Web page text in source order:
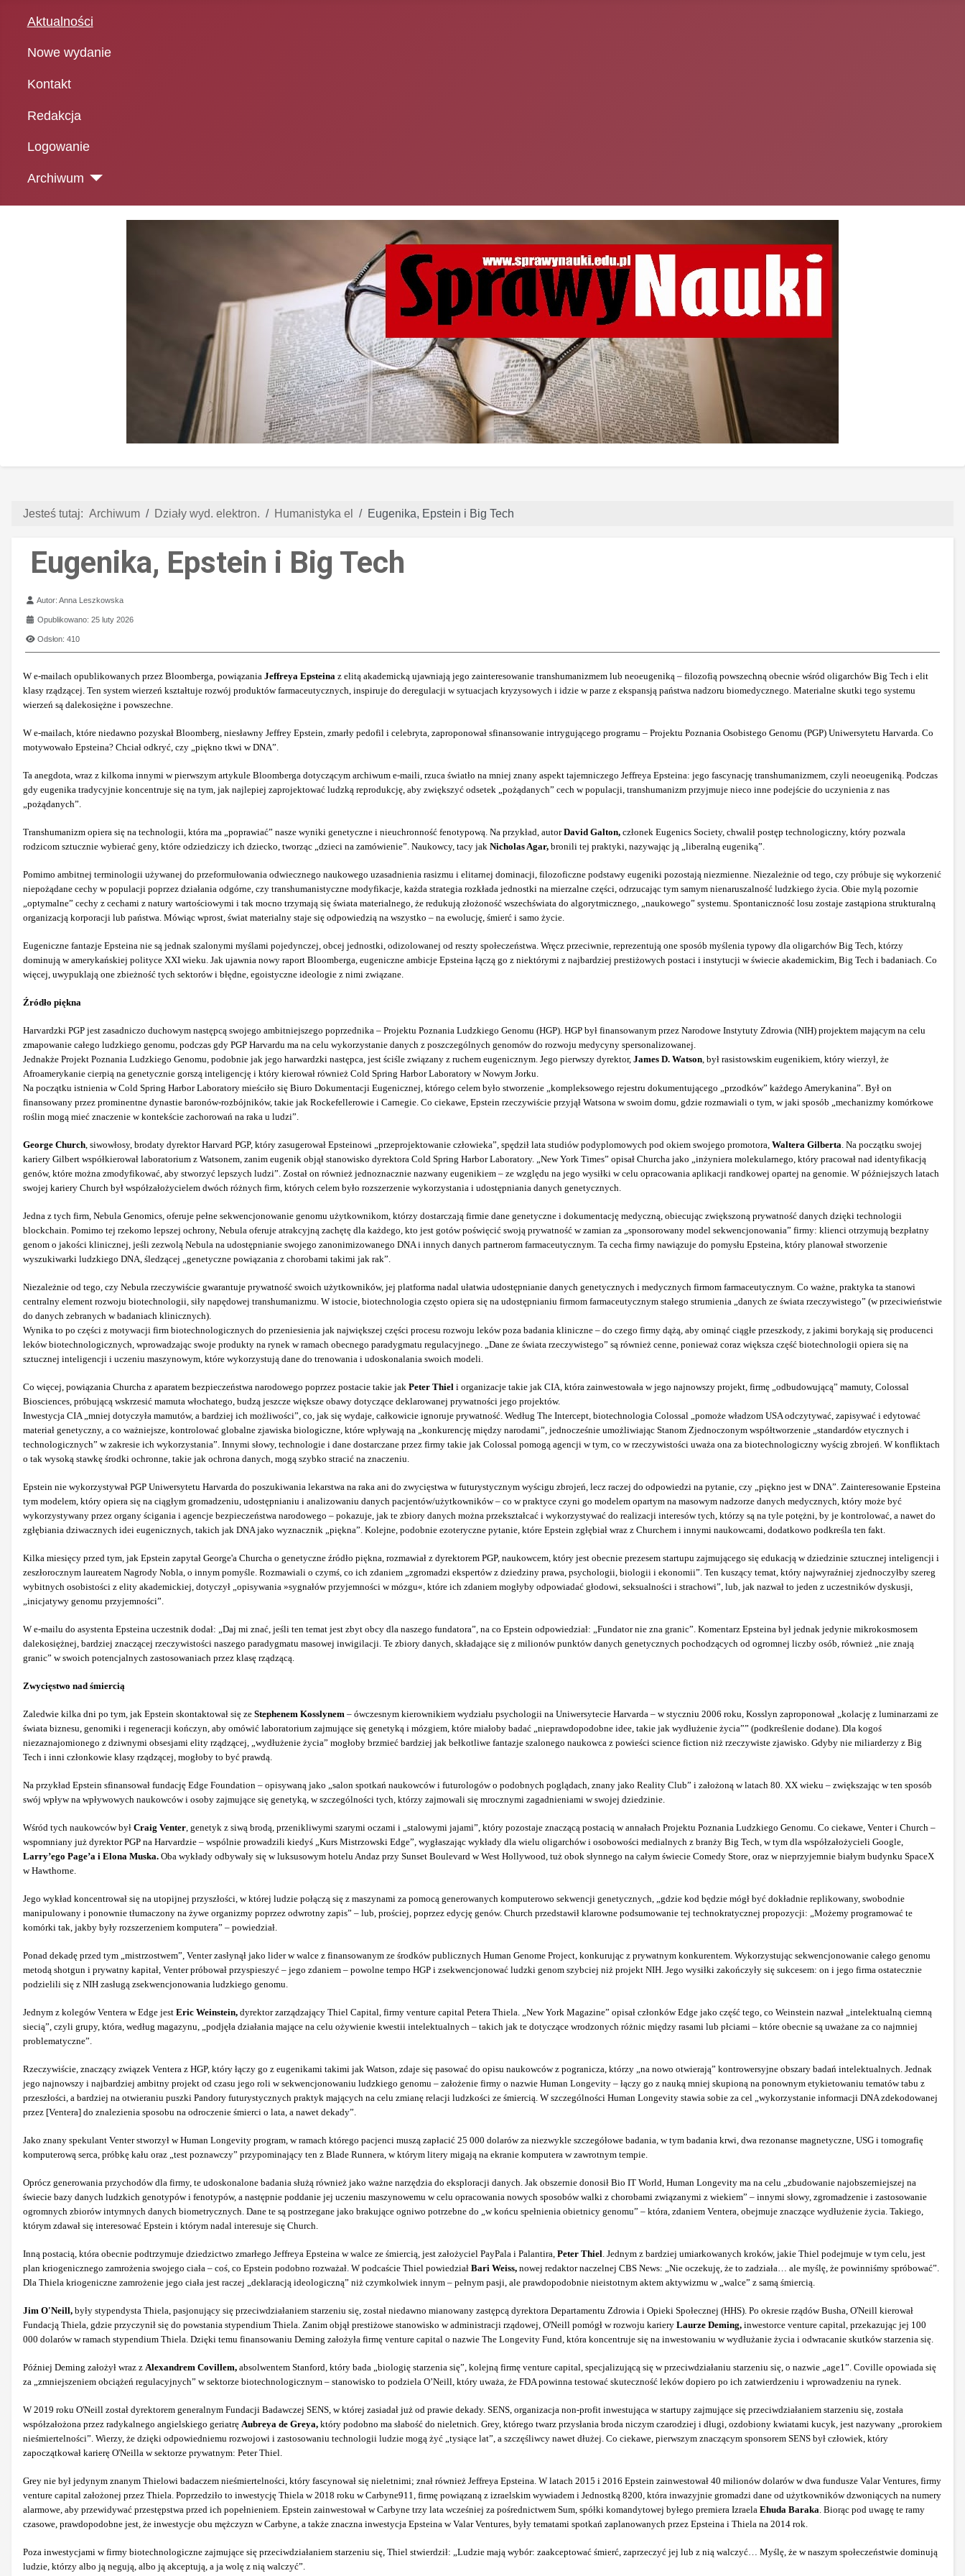
Aktualności
Nowe wydanie
Kontakt
Redakcja
Logowanie
Archiwum
Jesteś tutaj: Archiwum Działy wyd. elektron. Humanistyka el Eugenika, Epstein i Big Tech
Eugenika, Epstein i Big Tech
Szczegóły
Autor:Anna Leszkowska
Opublikowano: 25 luty 2026
Odsłon: 410
W e-mailach opublikowanych przez Bloomberga, powiązania Jeffreya Epsteina z elitą akademicką ujawniają jego zainteresowanie transhumanizmem lub neoeugeniką – filozofią powszechną obecnie wśród oligarchów Big Tech i elit
klasy rządzącej. Ten system wierzeń kształtuje rozwój produktów farmaceutycznych, inspiruje do deregulacji w sytuacjach kryzysowych i idzie w parze z ekspansją państwa nadzoru biomedycznego. Materialne skutki tego systemu
wierzeń są dalekosiężne i powszechne.
W e-mailach, które niedawno pozyskał Bloomberg, niesławny Jeffrey Epstein, zmarły pedofil i celebryta, zaproponował sfinansowanie intrygującego programu – Projektu Poznania Osobistego Genomu (PGP) Uniwersytetu Harvarda. Co
motywowało Epsteina? Chciał odkryć, czy „piękno tkwi w DNA”.
Ta anegdota, wraz z kilkoma innymi w pierwszym artykule Bloomberga dotyczącym archiwum e-maili, rzuca światło na mniej znany aspekt tajemniczego Jeffreya Epsteina: jego fascynację transhumanizmem, czyli neoeugeniką. Podczas
gdy eugenika tradycyjnie koncentruje się na tym, jak najlepiej zaprojektować ludzką reprodukcję, aby zwiększyć odsetek „pożądanych” cech w populacji, transhumanizm przyjmuje nieco inne podejście do uczynienia z nas
„pożądanych”.
Transhumanizm opiera się na technologii, która ma „poprawiać” nasze wyniki genetyczne i nieuchronność fenotypową. Na przykład, autorDavid Galton, członek Eugenics Society, chwalił postęp technologiczny, który pozwala
rodzicom sztucznie wybierać geny, które odziedziczy ich dziecko, tworząc „dzieci na zamówienie”. Naukowcy, tacy jak Nicholas Agar, bronili tej praktyki, nazywając ją „liberalną eugeniką”.
Pomimo ambitnej terminologii używanej do przeformułowania odwiecznego naukowego uzasadnienia rasizmu i elitarnej dominacji, filozoficzne podstawy eugeniki pozostają niezmienne. Niezależnie od tego, czy próbuje się wykorzenić
niepożądane cechy w populacji poprzez działania odgórne, czy transhumanistyczne modyfikacje, każda strategia rozkłada jednostki na mierzalne części, odrzucając tym samym nienaruszalność ludzkiego życia. Obie mylą pozornie
„optymalne” cechy z cechami z natury wartościowymi i tak mocno trzymają się świata materialnego, że redukują złożoność wszechświata do algorytmicznego, „naukowego” systemu. Spontaniczność losu zostaje zastąpiona strukturalną
organizacją korporacji lub państwa. Mówiąc wprost, świat materialny staje się odpowiedzią na wszystko – na ewolucję, śmierć i samo życie.
Eugeniczne fantazje Epsteina nie są jednak szalonymi myślami pojedynczej, obcej jednostki, odizolowanej od reszty społeczeństwa. Wręcz przeciwnie, reprezentują one sposób myślenia typowy dla oligarchów Big Tech, którzy
dominują w amerykańskiej polityce XXI wieku. Jak ujawnia nowy raport Bloomberga, eugeniczne ambicje Epsteina łączą go z niektórymi z najbardziej prestiżowych postaci i instytucji w świecie akademickim, Big Tech i badaniach. Co
więcej, uwypuklają one zbieżność tych sektorów i błędne, egoistyczne ideologie z nimi związane.
Źródło piękna
Harvardzki PGP jest zasadniczo duchowym następcą swojego ambitniejszego poprzednika – Projektu Poznania Ludzkiego Genomu (HGP). HGP był finansowanym przez Narodowe Instytuty Zdrowia (NIH) projektem mającym na celu
zmapowanie całego ludzkiego genomu, podczas gdy PGP Harvardu ma na celu wykorzystanie danych z poszczególnych genomów do rozwoju medycyny spersonalizowanej.
Jednakże Projekt Poznania Ludzkiego Genomu, podobnie jak jego harwardzki następca, jest ściśle związany z ruchem eugenicznym. Jego pierwszy dyrektor, James D. Watson , był rasistowskim eugenikiem, który wierzył, że
Afroamerykanie cierpią na genetycznie gorszą inteligencję i który kierował również Cold Spring Harbor Laboratory w Nowym Jorku.
Na początku istnienia w Cold Spring Harbor Laboratory mieściło się Biuro Dokumentacji Eugenicznej, którego celem było stworzenie „kompleksowego rejestru dokumentującego „przodków” każdego Amerykanina”. Był on
finansowany przez prominentne dynastie baronów-rozbójników, takie jak Rockefellerowie i Carnegie. Co ciekawe, Epstein rzeczywiście przyjął Watsona w swoim domu, gdzie rozmawiali o tym, w jaki sposób „mechanizmy komórkowe
roślin mogą mieć znaczenie w kontekście zachorowań na raka u ludzi”.
George Church , siwowłosy, brodaty dyrektor Harvard PGP, który zasugerował Epsteinowi „przeprojektowanie człowieka”, spędził lata studiów podyplomowych pod okiem swojego promotora, Waltera Gilberta . Na początku swojej
kariery Gilbert współkierował laboratorium z Watsonem, zanim eugenik objął stanowisko dyrektora Cold Spring Harbor Laboratory. „New York Times” opisał Churcha jako „inżyniera molekularnego, który pracował nad identyfikacją
genów, które można zmodyfikować, aby stworzyć lepszych ludzi”. Został on również jednoznacznie nazwany eugenikiem – ze względu na jego wysiłki w celu opracowania aplikacji randkowej opartej na genomie. W późniejszych latach
swojej kariery Church był współzałożycielem dwóch różnych firm, których celem było rozszerzenie wykorzystania i udostępniania danych genetycznych.
Jedna z tych firm, Nebula Genomics, oferuje pełne sekwencjonowanie genomu użytkownikom, którzy dostarczają firmie dane genetyczne i dokumentację medyczną, obiecując zwiększoną prywatność danych dzięki technologii
blockchain. Pomimo tej rzekomo lepszej ochrony, Nebula oferuje atrakcyjną zachętę dla każdego, kto jest gotów poświęcić swoją prywatność w zamian za „sponsorowany model sekwencjonowania” firmy: klienci otrzymują bezpłatny
genom o jakości klinicznej, jeśli zezwolą Nebula na udostępnianie swojego zanonimizowanego DNA i innych danych partnerom farmaceutycznym. Ta cecha firmy nawiązuje do pomysłu Epsteina, który planował stworzenie
wyszukiwarki ludzkiego DNA, śledzącej „genetyczne powiązania z chorobami takimi jak rak”.
Niezależnie od tego, czy Nebula rzeczywiście gwarantuje prywatność swoich użytkowników, jej platforma nadal ułatwia udostępnianie danych genetycznych i medycznych firmom farmaceutycznym. Co ważne, praktyka ta stanowi
centralny element rozwoju biotechnologii, siły napędowej transhumanizmu. W istocie, biotechnologia często opiera się na udostępnianiu firmom farmaceutycznym stałego strumienia „danych ze świata rzeczywistego” (w przeciwieństwie
do danych zebranych w badaniach klinicznych).
Wynika to po części z motywacji firm biotechnologicznych do przeniesienia jak największej części procesu rozwoju leków poza badania kliniczne – do czego firmy dążą, aby ominąć ciągłe przeszkody, z jakimi borykają się producenci
leków biotechnologicznych, wprowadzając swoje produkty na rynek w ramach obecnego paradygmatu regulacyjnego. „Dane ze świata rzeczywistego” są również cenne, ponieważ coraz większa część biotechnologii opiera się na
sztucznej inteligencji i uczeniu maszynowym, które wykorzystują dane do trenowania i udoskonalania swoich modeli.
Co więcej, powiązania Churcha z aparatem bezpieczeństwa narodowego poprzez postacie takie jak Peter Thiel i organizacje takie jak CIA, która zainwestowała w jego najnowszy projekt, firmę „odbudowującą” mamuty, Colossal
Biosciences, próbującą wskrzesić mamuta włochatego, budzą jeszcze większe obawy dotyczące deklarowanej prywatności jego projektów.
Inwestycja CIA „mniej dotyczyła mamutów, a bardziej ich możliwości”, co, jak się wydaje, całkowicie ignoruje prywatność. Według The Intercept, biotechnologia Colossal „pomoże władzom USA odczytywać, zapisywać i edytować
materiał genetyczny, a co ważniejsze, kontrolować globalne zjawiska biologiczne, które wpływają na „konkurencję między narodami”, jednocześnie umożliwiając Stanom Zjednoczonym współtworzenie „standardów etycznych i
technologicznych” w zakresie ich wykorzystania”. Innymi słowy, technologie i dane dostarczane przez firmy takie jak Colossal pomogą agencji w tym, co w rzeczywistości uważa ona za biotechnologiczny wyścig zbrojeń. W konfliktach
o tak wysoką stawkę środki ochronne, takie jak ochrona danych, mogą szybko stracić na znaczeniu.
Epstein nie wykorzystywał PGP Uniwersytetu Harvarda do poszukiwania lekarstwa na raka ani do zwycięstwa w futurystycznym wyścigu zbrojeń, lecz raczej do odpowiedzi na pytanie, czy „piękno jest w DNA”. Zainteresowanie Epsteina
tym modelem, który opiera się na ciągłym gromadzeniu, udostępnianiu i analizowaniu danych pacjentów/użytkowników – co w praktyce czyni go modelem opartym na masowym nadzorze danych medycznych, który może być
wykorzystywany przez organy ścigania i agencje bezpieczeństwa narodowego – pokazuje, jak te zbiory danych można przekształcać i wykorzystywać do realizacji interesów tych, którzy są na tyle potężni, by je kontrolować, a nawet do
zgłębiania dziwacznych idei eugenicznych, takich jak DNA jako wyznacznik „piękna”. Kolejne, podobnie ezoteryczne pytanie, które Epstein zgłębiał wraz z Churchem i innymi naukowcami, dodatkowo podkreśla ten fakt.
Kilka miesięcy przed tym, jak Epstein zapytał George'a Churcha o genetyczne źródło piękna, rozmawiał z dyrektorem PGP, naukowcem, który jest obecnie prezesem startupu zajmującego się edukacją w dziedzinie sztucznej inteligencji i
zeszłorocznym laureatem Nagrody Nobla, o innym pomyśle. Rozmawiali o czymś, co ich zdaniem „zgromadzi ekspertów z dziedziny prawa, psychologii, biologii i ekonomii”. Ten kuszący temat, który najwyraźniej zjednoczyłby szereg
wybitnych osobistości z elity akademickiej, dotyczył „opisywania »sygnałów przyjemności w mózgu«, które ich zdaniem mogłyby odpowiadać głodowi, seksualności i strachowi”, lub, jak nazwał to jeden z uczestników dyskusji,
„inicjatywy genomu przyjemności”.
W e-mailu do asystenta Epsteina uczestnik dodał: „Daj mi znać, jeśli ten temat jest zbyt obcy dla naszego fundatora”, na co Epstein odpowiedział: „Fundator nie zna granic”. Komentarz Epsteina był jednak jedynie mikrokosmosem
dalekosiężnej, bardziej znaczącej rzeczywistości naszego paradygmatu masowej inwigilacji. Te zbiory danych, składające się z milionów punktów danych genetycznych pochodzących od ogromnej liczby osób, również „nie znają
granic” w swoich potencjalnych zastosowaniach przez klasę rządzącą.
Zwycięstwo nad śmiercią
Zaledwie kilka dni po tym, jak Epstein skontaktował się ze Stephenem Kosslynem – ówczesnym kierownikiem wydziału psychologii na Uniwersytecie Harvarda – w styczniu 2006 roku, Kosslyn zaproponował „kolację z luminarzami ze
świata biznesu, genomiki i regeneracji kończyn, aby omówić laboratorium zajmujące się genetyką i mózgiem, które miałoby badać „nieprawdopodobne idee, takie jak wydłużenie życia”” (podkreślenie dodane). Dla kogoś
niezaznajomionego z dziwnymi obsesjami elity rządzącej, „wydłużenie życia” mogłoby brzmieć bardziej jak bełkotliwe fantazje szalonego naukowca z powieści science fiction niż rzeczywiste zjawisko. Gdyby nie miliarderzy z Big
Tech i inni członkowie klasy rządzącej, mogłoby to być prawdą.
Na przykład Epstein sfinansował fundację Edge Foundation – opisywaną jako „salon spotkań naukowców i futurologów o podobnych poglądach, znany jako Reality Club” i założoną w latach 80. XX wieku – zwiększając w ten sposób
swój wpływ na wpływowych naukowców i osoby zajmujące się genetyką, w szczególności tych, którzy zajmowali się mrocznymi zagadnieniami w swojej dziedzinie.
Wśród tych naukowców był Craig Venter , genetyk z siwą brodą, przenikliwymi szarymi oczami i „stalowymi jajami”, który pozostaje znaczącą postacią w annałach Projektu Poznania Ludzkiego Genomu. Co ciekawe, Venter i Church –
wspomniany już dyrektor PGP na Harvardzie – wspólnie prowadzili kiedyś „Kurs Mistrzowski Edge”, wygłaszając wykłady dla wielu oligarchów i osobowości medialnych z branży Big Tech, w tym dla współzałożycieli Google,
Larry’ego Page’a i Elona Muska. Oba wykłady odbywały się w luksusowym hotelu Andaz przy Sunset Boulevard w West Hollywood, tuż obok słynnego na całym świecie Comedy Store, oraz w nieprzyjemnie białym budynku SpaceX
w Hawthorne.
Jego wykład koncentrował się na utopijnej przyszłości, w której ludzie połączą się z maszynami za pomocą generowanych komputerowo sekwencji genetycznych, „gdzie kod będzie mógł być dokładnie replikowany, swobodnie
manipulowany i ponownie tłumaczony na żywe organizmy poprzez odwrotny zapis” – lub, prościej, poprzez edycję genów. Church przedstawił klarowne podsumowanie tej technokratycznej propozycji: „Możemy programować te
komórki tak, jakby były rozszerzeniem komputera” – powiedział.
Ponad dekadę przed tym „mistrzostwem”, Venter zasłynął jako lider w walce z finansowanym ze środków publicznych Human Genome Project, konkurując z prywatnym konkurentem. Wykorzystując sekwencjonowanie całego genomu
metodą shotgun i prywatny kapitał, Venter próbował przyspieszyć – jego zdaniem – powolne tempo HGP i zsekwencjonować ludzki genom szybciej niż projekt NIH. Jego wysiłki zakończyły się sukcesem: on i jego firma ostatecznie
podzielili się z NIH zasługą zsekwencjonowania ludzkiego genomu.
Jednym z kolegów Ventera w Edge jest Eric Weinstein, dyrektor zarządzający Thiel Capital, firmy venture capital Petera Thiela. „New York Magazine” opisał członków Edge jako część tego, co Weinstein nazwał „intelektualną ciemną
siecią”, czyli grupy, która, według magazynu, „podjęła działania mające na celu ożywienie kwestii intelektualnych – takich jak te dotyczące wrodzonych różnic między rasami lub płciami – które obecnie są uważane za co najmniej
problematyczne”.
Rzeczywiście, znaczący związek Ventera z HGP, który łączy go z eugenikami takimi jak Watson, zdaje się pasować do opisu naukowców z pogranicza, którzy „na nowo otwierają” kontrowersyjne obszary badań intelektualnych. Jednak
jego najnowszy i najbardziej ambitny projekt od czasu jego roli w sekwencjonowaniu ludzkiego genomu – założenie firmy o nazwie Human Longevity – łączy go z nauką mniej skupioną na ponownym etykietowaniu tematów tabu z
przeszłości, a bardziej na otwieraniu puszki Pandory futurystycznych praktyk mających na celu zmianę relacji ludzkości ze śmiercią. W szczególności Human Longevity stawia sobie za cel „wykorzystanie informacji DNA zdekodowanej
przez [Ventera] do znalezienia sposobu na odroczenie śmierci o lata, a nawet dekady”.
Jako znany spekulant Venter stworzył w Human Longevity program, w ramach którego pacjenci muszą zapłacić 25 000 dolarów za niezwykle szczegółowe badania, w tym badania krwi, dwa rezonanse magnetyczne, USG i tomografię
komputerową serca, próbkę kału oraz „test poznawczy” przypominający ten z Blade Runnera, w którym litery migają na ekranie komputera w zawrotnym tempie.
Oprócz generowania przychodów dla firmy, te udoskonalone badania służą również jako ważne narzędzia do eksploracji danych. Jak obszernie donosił Bio IT World, Human Longevity ma na celu „zbudowanie najobszerniejszej na
świecie bazy danych ludzkich genotypów i fenotypów, a następnie poddanie jej uczeniu maszynowemu w celu opracowania nowych sposobów walki z chorobami związanymi z wiekiem” – innymi słowy, zgromadzenie i zastosowanie
ogromnych zbiorów intymnych danych biometrycznych. Dane te są postrzegane jako brakujące ogniwo potrzebne do „w końcu spełnienia obietnicy genomu” – która, zdaniem Ventera, obejmuje znaczące wydłużenie życia. Takiego,
którym zdawał się interesować Epstein i którym nadal interesuje się Church.
Inną postacią, która obecnie podtrzymuje dziedzictwo zmarłego Jeffreya Epsteina w walce ze śmiercią, jest założyciel PayPala i Palantira, Peter Thiel . Jednym z bardziej umiarkowanych kroków, jakie Thiel podejmuje w tym celu, jest
plan kriogenicznego zamrożenia swojego ciała – coś, co Epstein podobno rozważał. W podcaście Thiel powiedział Bari Weiss, nowej redaktor naczelnej CBS News: „Nie oczekuję, że to zadziała… ale myślę, że powinniśmy spróbować”.
Dla Thiela kriogeniczne zamrożenie jego ciała jest raczej „deklaracją ideologiczną” niż czymkolwiek innym – pełnym pasji, ale prawdopodobnie nieistotnym aktem aktywizmu w „walce” z samą śmiercią.
Jim O'Neill, były stypendysta Thiela, pasjonujący się przeciwdziałaniem starzeniu się, został niedawno mianowany zastępcą dyrektora Departamentu Zdrowia i Opieki Społecznej (HHS). Po okresie rządów Busha, O'Neill kierował
Fundacją Thiela, gdzie przyczynił się do powstania stypendium Thiela. Zanim objął prestiżowe stanowisko w administracji rządowej, O'Neill pomógł w rozwoju kariery Laurze Deming, inwestorce venture capital, przekazując jej 100
000 dolarów w ramach stypendium Thiela. Dzięki temu finansowaniu Deming założyła firmę venture capital o nazwie The Longevity Fund, która koncentruje się na inwestowaniu w wydłużanie życia i odwracanie skutków starzenia się.
Później Deming założył wraz z Alexandrem Covillem, absolwentem Stanford, który bada „biologię starzenia się”, kolejną firmę venture capital, specjalizującą się w przeciwdziałaniu starzeniu się, o nazwie „age1”. Coville opowiada się
za „zmniejszeniem obciążeń regulacyjnych” w sektorze biotechnologicznym – stanowisko to podziela O’Neill, który uważa, że FDA powinna testować skuteczność leków dopiero po ich zatwierdzeniu i wprowadzeniu na rynek.
W 2019 roku O'Neill został dyrektorem generalnym Fundacji Badawczej SENS, w której zasiadał już od prawie dekady. SENS, organizacja non-profit inwestująca w startupy zajmujące się przeciwdziałaniem starzeniu się, została
współzałożona przez radykalnego angielskiego geriatrę Aubreya de Greya, który podobno ma słabość do nieletnich. Grey, którego twarz przysłania broda niczym czarodziej i długi, ozdobiony kwiatami kucyk, jest nazywany „prorokiem
nieśmiertelności”. Wierzy, że dzięki odpowiedniemu rozwojowi i zastosowaniu technologii ludzie mogą żyć „tysiące lat”, a szczęśliwcy nawet dłużej. Co ciekawe, pierwszym znaczącym sponsorem SENS był człowiek, który
zapoczątkował karierę O'Neilla w sektorze prywatnym: Peter Thiel.
Grey nie był jedynym znanym Thielowi badaczem nieśmiertelności, który fascynował się nieletnimi; znał również Jeffreya Epsteina. W latach 2015 i 2016 Epstein zainwestował 40 milionów dolarów w dwa fundusze Valar Ventures, firmy
venture capital założonej przez Thiela. Poprzedziło to inwestycję Thiela w 2018 roku w Carbyne911, firmę powiązaną z izraelskim wywiadem i Jednostką 8200, która inwazyjnie gromadzi dane od użytkowników dzwoniących na numery
alarmowe, aby przewidywać przestępstwa przed ich popełnieniem. Epstein zainwestował w Carbyne trzy lata wcześniej za pośrednictwem Sum, spółki komandytowej byłego premiera Izraela Ehuda Baraka . Biorąc pod uwagę te ramy
czasowe, prawdopodobne jest, że inwestycje obu mężczyzn w Carbyne, a także znaczna inwestycja Epsteina w Valar Ventures, były tematami spotkań zaplanowanych przez Epsteina i Thiela na 2014 rok.
Poza inwestycjami w firmy biotechnologiczne zajmujące się przeciwdziałaniem starzeniu się, Thiel stwierdził: „Ludzie mają wybór: zaakceptować śmierć, zaprzeczyć jej lub z nią walczyć… Myślę, że w naszym społeczeństwie dominują
ludzie, którzy albo ją negują, albo ją akceptują, a ja wolę z nią walczyć”.